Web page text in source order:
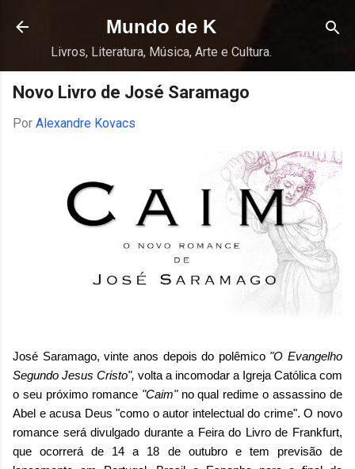
Pular para o conteúdo principal
Mundo de K
Livros, Literatura, Música, Arte e Cultura.
Novo Livro de José Saramago
Por Alexandre Kovacs
José Saramago, vinte anos depois do polêmico "O Evangelho
Segundo Jesus Cristo", volta a incomodar a Igreja Católica com
o seu próximo romance "Caim"no qual redime o assassino de
Abel e acusa Deus "como o autor intelectual do crime". O novo
romance será divulgado durante a Feira do Livro de Frankfurt,
que ocorrerá de 14 a 18 de outubro e tem previsão de